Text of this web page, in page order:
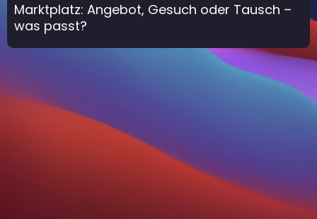
Marktplatz: Angebot, Gesuch oder Tausch –
was passt?